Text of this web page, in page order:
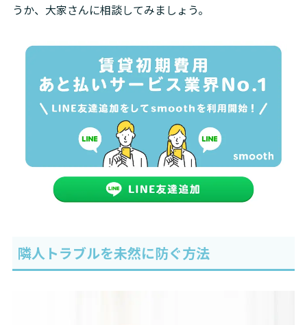
うか、大家さんに相談してみましょう。
隣人トラブルを未然に防ぐ方法